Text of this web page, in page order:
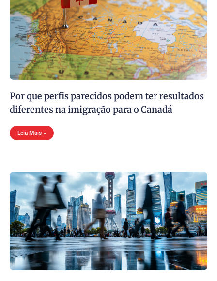
Por que perfis parecidos podem ter resultados
diferentes na imigração para o Canadá
Leia Mais »